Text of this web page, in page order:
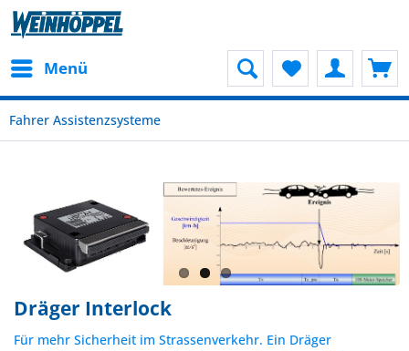
Menü
Fahrer Assistenzsysteme
Dräger Interlock
Für mehr Sicherheit im Strassenverkehr. Ein Dräger